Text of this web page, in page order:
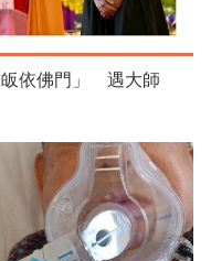
皈依佛門」 遇大師